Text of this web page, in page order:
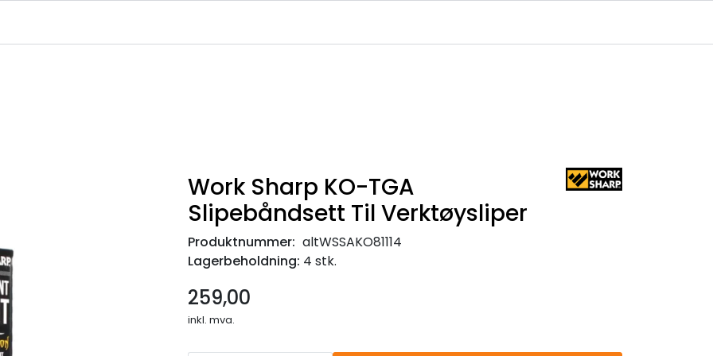
Work Sharp KO-TGA
Slipebåndsett Til Verktøysliper
Produktnummer: altWSSAKO81114
Lagerbeholdning: 4 stk.
259,00
inkl. mva.